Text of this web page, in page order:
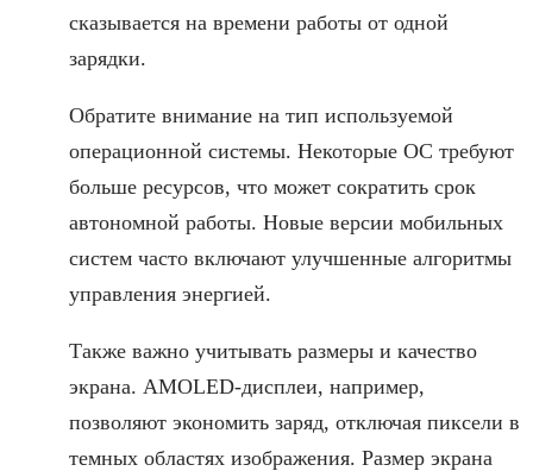
сказывается на времени работы от одной
зарядки.
Обратите внимание на тип используемой
операционной системы. Некоторые ОС требуют
больше ресурсов, что может сократить срок
автономной работы. Новые версии мобильных
систем часто включают улучшенные алгоритмы
управления энергией.
Также важно учитывать размеры и качество
экрана. AMOLED-дисплеи, например,
позволяют экономить заряд, отключая пиксели в
темных областях изображения. Размер экрана